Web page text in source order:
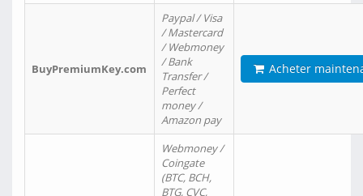
BuyPremiumKey.com
Paypal / Visa
/ Mastercard
/ Webmoney
/ Bank
Transfer /
Perfect
money /
Amazon pay
Acheter
Webmoney /
Coingate
(BTC, BCH,
BTG, CVC,